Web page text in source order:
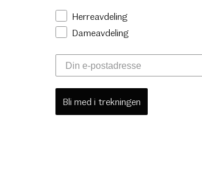
Herreavdeling
Dameavdeling
Bli med i trekningen